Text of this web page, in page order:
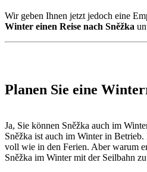
Wir geben Ihnen jetzt jedoch eine
Winter einen Reise nach Sněžka
Planen Sie eine
Ja, Sie können Sněžka auch im
Sněžka ist auch im Winter in
voll wie in den Ferien. Aber warum
Sněžka im Winter mit der Seilbahn